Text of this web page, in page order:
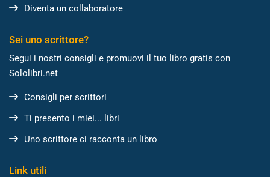
Diventa un collaboratore
Sei uno scrittore?
Segui i nostri consigli e promuovi il tuo libro gratis con
Sololibri.net
Consigli per scrittori
Ti presento i miei... libri
Uno scrittore ci racconta un libro
Link utili